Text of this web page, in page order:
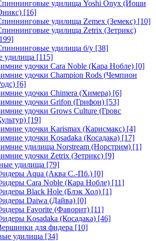
удилища Yoshi Onyx (Йоши
[16]
удилища Zemex (Земекс) [10]
удилища Zetrix (Зетрикс)
удилища б/у [38]
удилища [115]
удочки Cara Noble (Кара Нобле) [0]
удочки Champion Rods (Чемпион
[6]
удочки Chimera (Химера) [6]
удочки Grifon (Грифон) [53]
удочки Grows Culture (Гровс
[19]
удочки Karismax (Карисмакс) [4]
удочки Kosadaka (Косадака) [17]
удилища Norstream (Норстрим) [1]
удочки Zetrix (Зетрикс) [9]
удилища [79]
Aqua (Аква С.-Пб.) [0]
Cara Noble (Кара Нобле) [11]
Black Hole (Блэк Хол) [1]
Daiwa (Дайва) [0]
Favorite (Фаворит) [11]
Kosadaka (Косадака) [46]
для фидера [10]
удилища [34]